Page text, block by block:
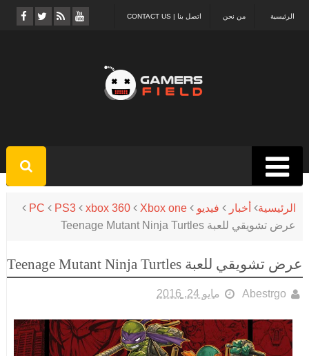
اتصل بنا | CONTACT US من نحن الرئيسية
الرئيسية أخبار فيديو PC PS3 xbox 360
Xbox one
عرض تشويقي للعبة Teenage Mutant Ninja Turtles
عرض تشويقي للعبة Teenage Mutant Ninja Turtles
Abestrgo مايو 24, 2016